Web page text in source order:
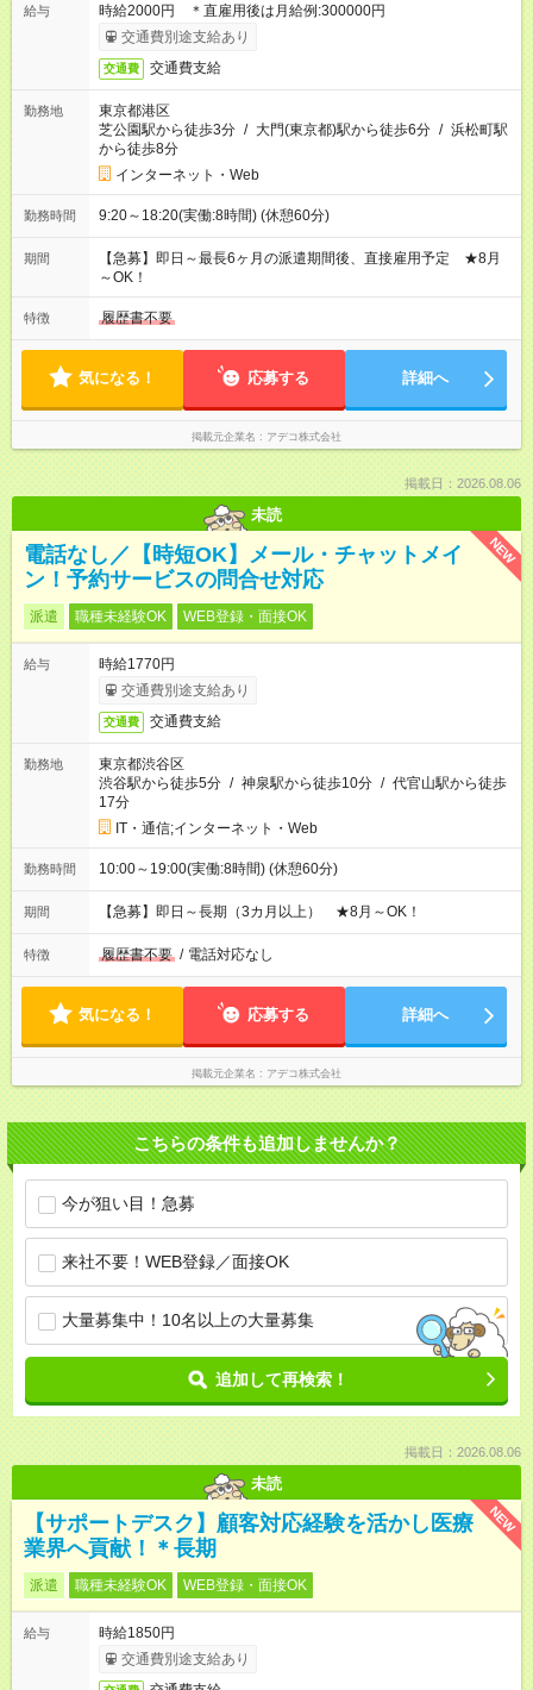
給与
時給2000円 ＊直雇用後は月給例:300000円
交通費別途支給あり
交通費 交通費支給
勤務地
東京都港区
芝公園駅から徒歩3分 / 大門(東京都)駅から徒歩6分 / 浜松町駅
から徒歩8分
インターネット・Web
勤務時間 9:20～18:20(実働:8時間) (休憩60分)
期間
【急募】即日～最長6ヶ月の派遣期間後、直接雇用予定 ★8月
～OK！
特徴 履歴書不要
気になる！ 応募する 詳細へ
掲載元企業名 アデコ株式会社
掲載日：2026.08.06
未読
NEW
電話なし／【時短OK】メール・チャットメイ
ン！予約サービスの問合せ対応
派遣 職種未経験OK WEB登録・面接OK
給与
時給1770円
交通費別途支給あり
交通費 交通費支給
勤務地
東京都渋谷区
渋谷駅から徒歩5分 / 神泉駅から徒歩10分 / 代官山駅から徒歩
17分
IT・通信;インターネット・Web
勤務時間 10:00～19:00(実働:8時間) (休憩60分)
期間 【急募】即日～長期（3カ月以上） ★8月～OK！
特徴 履歴書不要 / 電話対応なし
気になる！ 応募する 詳細へ
掲載元企業名 アデコ株式会社
こちらの条件も追加しませんか？
今が狙い目！急募
来社不要！WEB登録／面接OK
大量募集中！10名以上の大量募集
追加して再検索！
掲載日：2026.08.06
未読
NEW
【サポートデスク】顧客対応経験を活かし医療
業界へ貢献！＊長期
派遣 職種未経験OK WEB登録・面接OK
給与
時給1850円
交通費別途支給あり